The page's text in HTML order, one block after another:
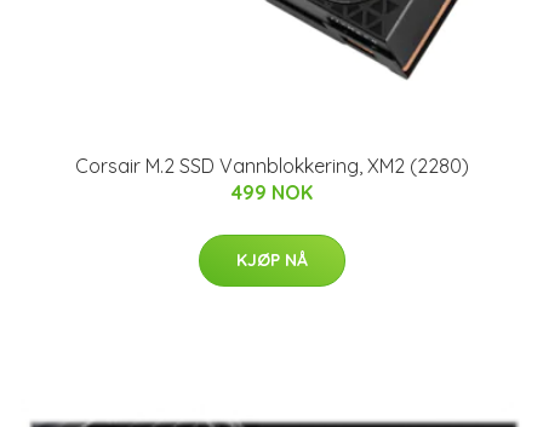
Corsair M.2 SSD Vannblokkering, XM2 (2280)
499 NOK
KJØP NÅ